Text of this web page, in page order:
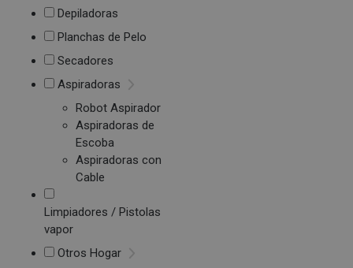
Depiladoras
Planchas de Pelo
Secadores
Aspiradoras
Robot Aspirador
Aspiradoras de
Escoba
Aspiradoras con
Cable
Limpiadores / Pistolas
vapor
Otros Hogar